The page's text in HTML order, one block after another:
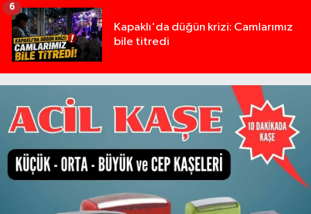
Kapaklı'da düğün krizi: Camlarımız
bile titredi
6